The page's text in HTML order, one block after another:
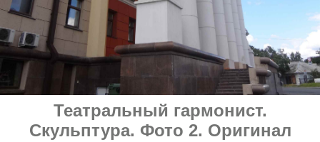
Театральный гармонист.
Скульптура. Фото 2. Оригинал